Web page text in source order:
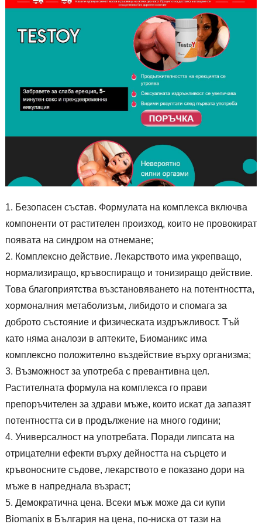
Безопасен състав. Формулата на комплекса включва
компоненти от растителен произход, които не провокират
появата на синдром на отнемане;
Комплексно действие. Лекарството има укрепващо,
нормализиращо, кръвоспиращо и тонизиращо действие.
Това благоприятства възстановяването на потентността,
хормоналния метаболизъм, либидото и спомага за
доброто състояние и физическата издръжливост. Тъй
като няма аналози в аптеките, Биоманикс има
комплексно положително въздействие върху организма;
Възможност за употреба с превантивна цел.
Растителната формула на комплекса го прави
препоръчителен за здрави мъже, които искат да запазят
потентността си в продължение на много години;
Универсалност на употребата. Поради липсата на
отрицателни ефекти върху дейността на сърцето и
кръвоносните съдове, лекарството е показано дори на
мъже в напреднала възраст;
Демократична цена. Всеки мъж може да си купи
Biomanix в България на цена, по-ниска от тази на